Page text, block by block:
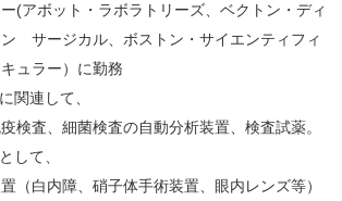
(アボット・ラボラトリーズ、ベクトン・ディ
サージカル、ボストン・サイエンティフィ
ュラー）に勤務
関連して、
査、細菌検査の自動分析装置、検査試薬。
して、
白内障、硝子体手術装置、眼内レンズ等）